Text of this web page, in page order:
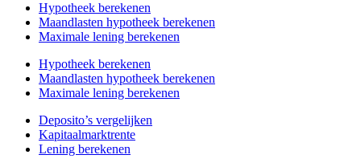
Hypotheek berekenen
Maandlasten hypotheek berekenen
Maximale lening berekenen
Hypotheek berekenen
Maandlasten hypotheek berekenen
Maximale lening berekenen
Deposito’s vergelijken
Kapitaalmarktrente
Lening berekenen